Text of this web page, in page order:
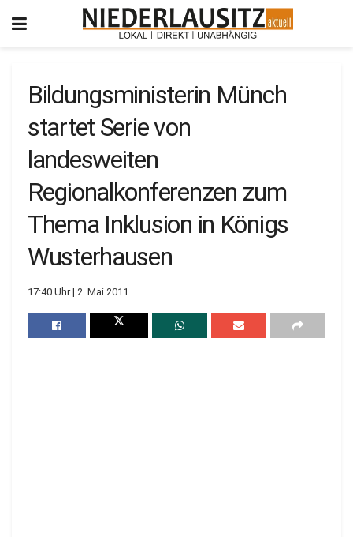
Bildungsministerin Münch
startet Serie von
landesweiten
Regionalkonferenzen zum
Thema Inklusion in Königs
Wusterhausen
17:40 Uhr | 2. Mai 2011